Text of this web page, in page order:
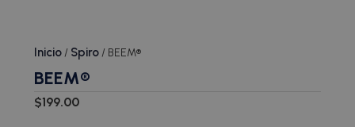
Inicio/ Spiro/ BEEM®
BEEM®
$199.00